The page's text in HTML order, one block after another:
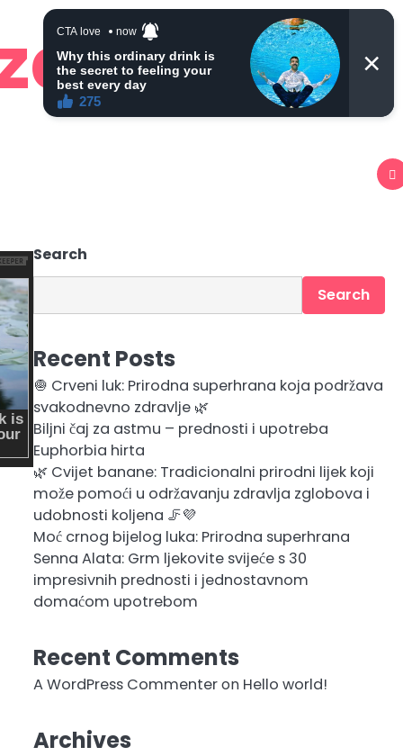
Search
Search
Recent Posts
🧅 Crveni luk: Prirodna superhrana koja podržava
svakodnevno zdravlje 🌿
Biljni čaj za astmu – prednosti i upotreba
Euphorbia hirta
🌿 Cvijet banane: Tradicionalni prirodni lijek koji
može pomoći u održavanju zdravlja zglobova i
udobnosti koljena 🦵💜
Moć crnog bijelog luka: Prirodna superhrana
Senna Alata: Grm ljekovite svijeće s 30
impresivnih prednosti i jednostavnom
domaćom upotrebom
Recent Comments
A WordPress Commenteron Hello world!
Archives